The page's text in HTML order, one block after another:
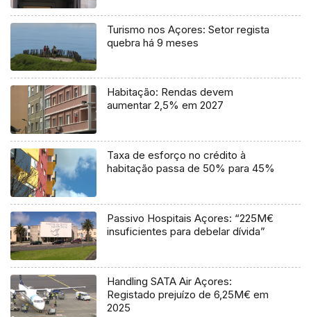
Turismo nos Açores: Setor regista
quebra há 9 meses
Habitação: Rendas devem
aumentar 2,5% em 2027
Taxa de esforço no crédito à
habitação passa de 50% para 45%
Passivo Hospitais Açores: “225M€
insuficientes para debelar dívida”
Handling SATA Air Açores:
Registado prejuízo de 6,25M€ em
2025